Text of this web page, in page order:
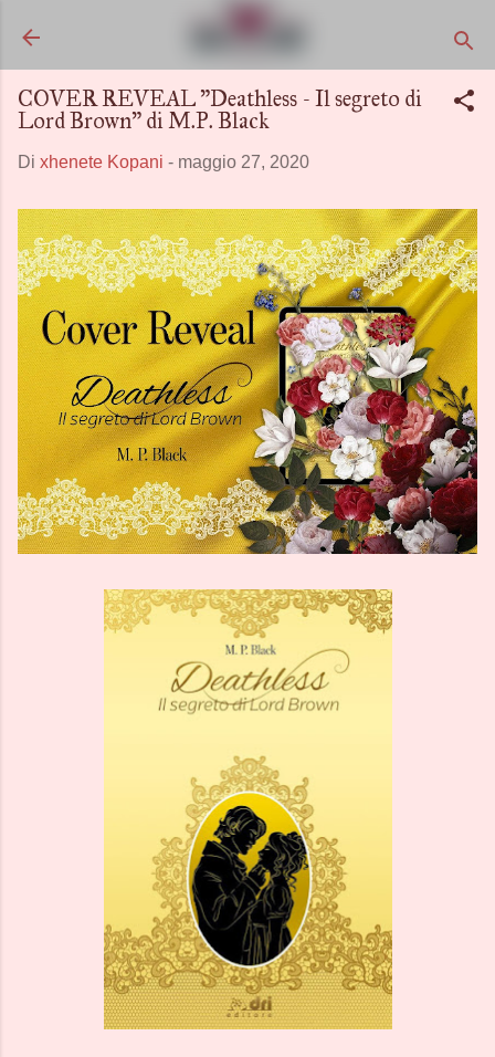
COVER REVEAL "Deathless - Il segreto di
Lord Brown" di M.P. Black
Di xhenete Kopani - maggio 27, 2020